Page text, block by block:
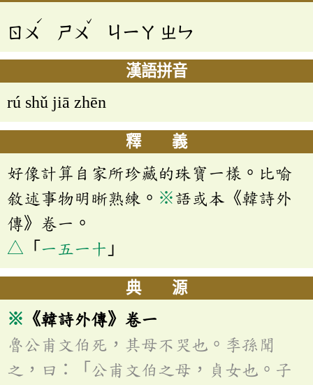
ㄖㄨ
ˊ
ㄕㄨ
ˇ
ㄐㄧㄚ ㄓㄣ
漢語拼音
rú shǔ jiā zhēn
釋 義
好像計算自家所珍藏的珠寶一樣。比喻
敘述事物明晰熟練。 ※語或本《韓詩外
傳》卷一。
△ 「 一五一十 」
典 源
※ 《韓詩外傳》卷一
魯公甫文伯死，其母不哭也。季孫聞
之，曰：「公甫文伯之母，貞女也。子